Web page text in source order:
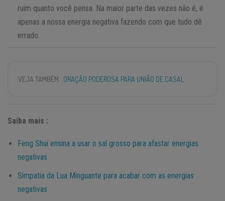
ruim quanto você pensa. Na maior parte das vezes não é, é
apenas a nossa energia negativa fazendo com que tudo dê
errado.
VEJA TAMBÉM ORAÇÃO PODEROSA PARA UNIÃO DE CASAL
Saiba mais :
Feng Shui ensina a usar o sal grosso para afastar energias
negativas
Simpatia da Lua Minguante para acabar com as energias
negativas